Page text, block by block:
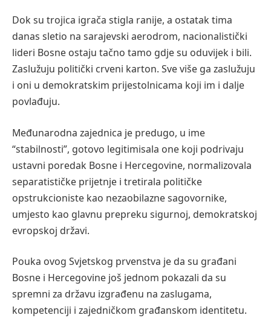
Dok su trojica igrača stigla ranije, a ostatak tima
danas sletio na sarajevski aerodrom, nacionalistički
lideri Bosne ostaju tačno tamo gdje su oduvijek i bili.
Zaslužuju politički crveni karton. Sve više ga zaslužuju
i oni u demokratskim prijestolnicama koji im i dalje
povlađuju.
Međunarodna zajednica je predugo, u ime
“stabilnosti”, gotovo legitimisala one koji podrivaju
ustavni poredak Bosne i Hercegovine, normalizovala
separatističke prijetnje i tretirala političke
opstrukcioniste kao nezaobilazne sagovornike,
umjesto kao glavnu prepreku sigurnoj, demokratskoj
evropskoj državi.
Pouka ovog Svjetskog prvenstva je da su građani
Bosne i Hercegovine još jednom pokazali da su
spremni za državu izgrađenu na zaslugama,
kompetenciji i zajedničkom građanskom identitetu.